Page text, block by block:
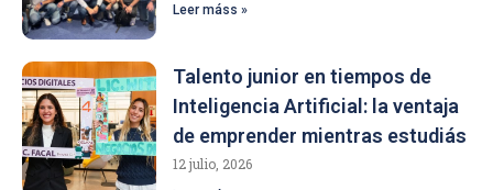
Leer máss »
Talento junior en tiempos de
Inteligencia Artificial: la ventaja
de emprender mientras estudiás
12 julio, 2026